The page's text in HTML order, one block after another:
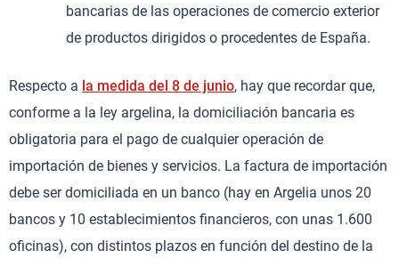
bancarias de las operaciones de comercio exterior
de productos dirigidos o procedentes de España.
Respecto a la medida del 8 de junio, hay que recordar que,
conforme a la ley argelina, la domiciliación bancaria es
obligatoria para el pago de cualquier operación de
importación de bienes y servicios. La factura de importación
debe ser domiciliada en un banco (hay en Argelia unos 20
bancos y 10 establecimientos financieros, con unas 1.600
oficinas), con distintos plazos en función del destino de la